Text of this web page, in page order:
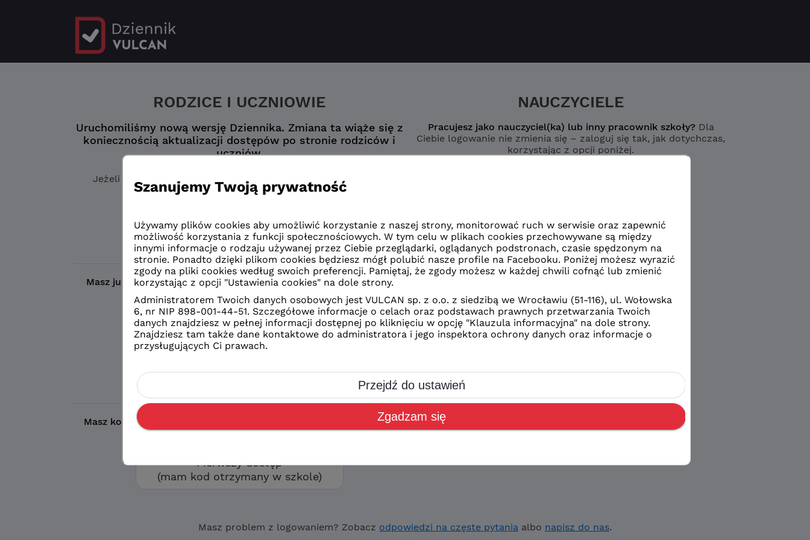
RODZICE I UCZNIOWIE
Uruchomiliśmy nową wersję Dziennika. Zmiana ta wiąże się z
koniecznością aktualizacji dostępów po stronie rodziców i
uczniów.
Jeżeli jeszcze nie masz zaktualizowanego konta
wybierz opcję
„Logowanie przed zmianą”
Logowanie przed zmianą
Masz już konto?Wybierz wybrany przez Ciebie sposób logowania
Logowanie
konto eduVULCAN
zwykłe konto szkolne
Masz kod otrzymany w szkole?
Aby utworzyć swoje konto wybierz
opcję „Pierwszy dostęp”
Pierwszy dostęp
(mam kod otrzymany w szkole)
NAUCZYCIELE
Pracujesz jako nauczyciel(ka) lub inny pracownik szkoły? Dla
Ciebie logowanie nie zmienia się – zaloguj się tak, jak dotychczas,
korzystając z opcji poniżej.
Masz problem z logowaniem? Zobacz odpowiedzi na częste pytania albo napisz do nas.